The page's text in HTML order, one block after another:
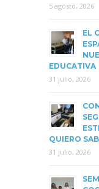
5 agosto, 2026
EL
EDUCATIVA
31 julio, 2026
QUIERO
31 julio, 2026